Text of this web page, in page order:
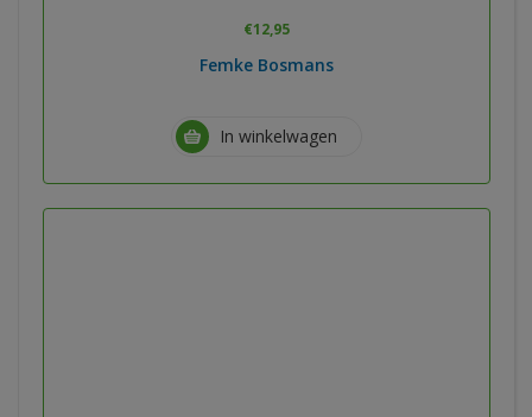
€12,95
Femke Bosmans
In winkelwagen